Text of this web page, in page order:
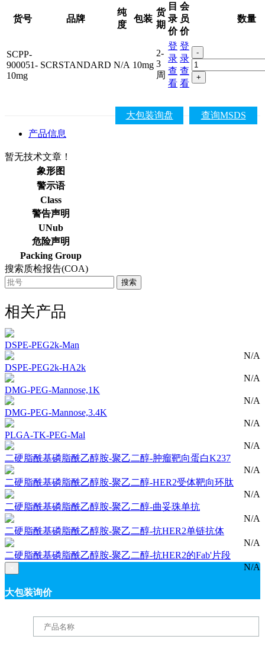
货号 品牌
纯
度
包装
货
期
目
录
价
会
员
价
数量
SCPP-
900051-
10mg
SCRSTANDARD N/A 10mg
2-
3
周
登
录
查
看
登
录
查
看
-
+
查询MSDS
大包装询盘
产品信息
暂无技术文章！
象形图
警示语
Class
警告声明
UNub
危险声明
Packing Group
搜索质检报告(COA)
搜索
相关产品
DSPE-PEG2k-Man
N/A
DSPE-PEG2k-HA2k
N/A
DMG-PEG-Mannose,1K
N/A
DMG-PEG-Mannose,3.4K
N/A
PLGA-TK-PEG-Mal
N/A
二硬脂酰基磷脂酰乙醇胺-聚乙二醇-肿瘤靶向蛋白K237
N/A
二硬脂酰基磷脂酰乙醇胺-聚乙二醇-HER2受体靶向环肽
N/A
二硬脂酰基磷脂酰乙醇胺-聚乙二醇-曲妥珠单抗
N/A
二硬脂酰基磷脂酰乙醇胺-聚乙二醇-抗HER2单链抗体
N/A
二硬脂酰基磷脂酰乙醇胺-聚乙二醇-抗HER2的Fab'片段
N/A
大包装询价